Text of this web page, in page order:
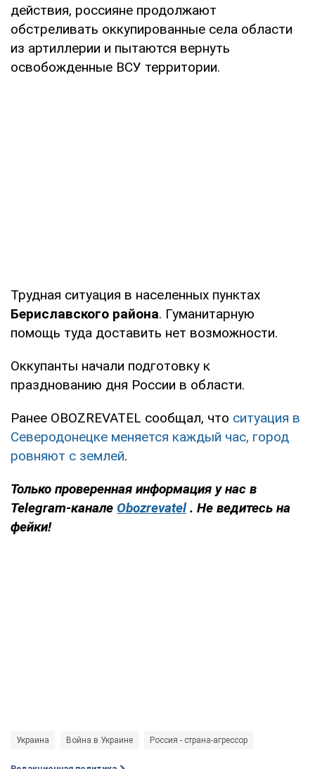
действия, россияне продолжают
обстреливать оккупированные села области
из артиллерии и пытаются вернуть
освобожденные ВСУ территории.
Трудная ситуация в населенных пунктах
Бериславского района. Гуманитарную
помощь туда доставить нет возможности.
Оккупанты начали подготовку к
празднованию дня России в области.
Ранее OBOZREVATEL сообщал, что ситуация в
Северодонецке меняется каждый час, город
ровняют с землей.
Только проверенная информация у нас в
Telegram-канале Obozrevatel . Не ведитесь на
фейки!
Украина Война в Украине Россия - страна-агрессор